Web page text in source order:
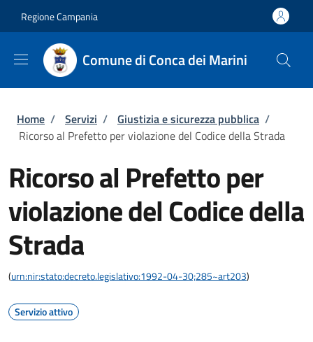
Regione Campania
Comune di Conca dei Marini
Briciole di pane
Home / Servizi / Giustizia e sicurezza pubblica /
Ricorso al Prefetto per violazione del Codice della Strada
Ricorso al Prefetto per
violazione del Codice della
Strada
(urn:nir:stato:decreto.legislativo:1992-04-30;285~art203)
Servizio attivo